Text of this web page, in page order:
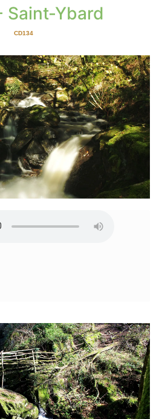
Saint-Ybard
CD134